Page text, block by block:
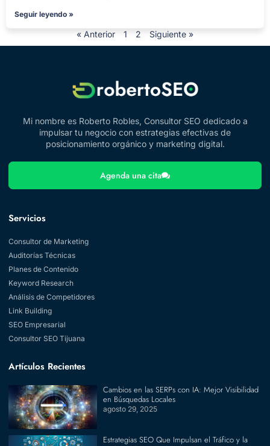
Seguir leyendo »
« Anterior 1 2 Siguiente »
Mi nombre es Roberto Robles, Consultor SEO dedicado a
impulsar tu negocio con estrategias efectivas de
posicionamiento orgánico y marketing digital.
Agenda una cita
Servicios
Consultor de Marketing
Auditorías Técnicas
Planes de Contenido
Keyword Research
Análisis de Competidores
Link Building
SEO Empresarial
Consultor SEO Tijuana
Artículos Recientes
Cambios en las SERPs con IA: Mejor Visibilidad
en Búsquedas Locales
agosto 29, 2025
Estrategias SEO Que Impulsan el Tráfico y la